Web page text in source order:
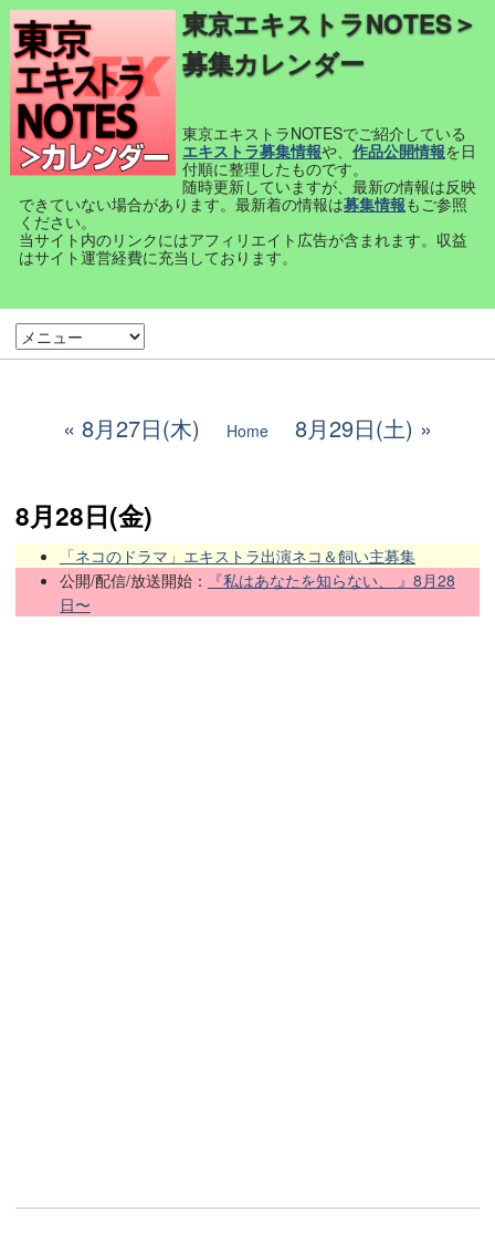
東京エキストラNOTES＞
募集カレンダー
東京エキストラNOTESでご紹介している
エキストラ募集情報や、 作品公開情報を日
付順に整理したものです。
随時更新していますが、最新の情報は反映
できていない場合があります。最新着の情報は募集情報もご参照
ください。
当サイト内のリンクにはアフィリエイト広告が含まれます。収益
はサイト運営経費に充当しております。
8月27日(木) Home 8月29日(土)
8月28日(金)
「ネコのドラマ」エキストラ出演ネコ＆飼い主募集
公開/配信/放送開始：
『私はあなたを知らない、 』8月28
日〜